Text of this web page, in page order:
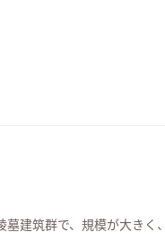
建筑群で、規模が大きく